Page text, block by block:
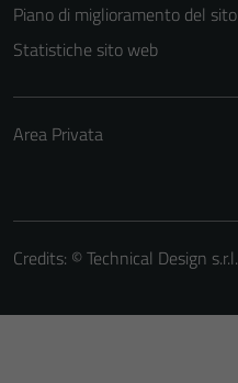
Piano di miglioramento del sito
Statistiche sito web
Area Privata
Credits: ©Technical Design s.r.l.